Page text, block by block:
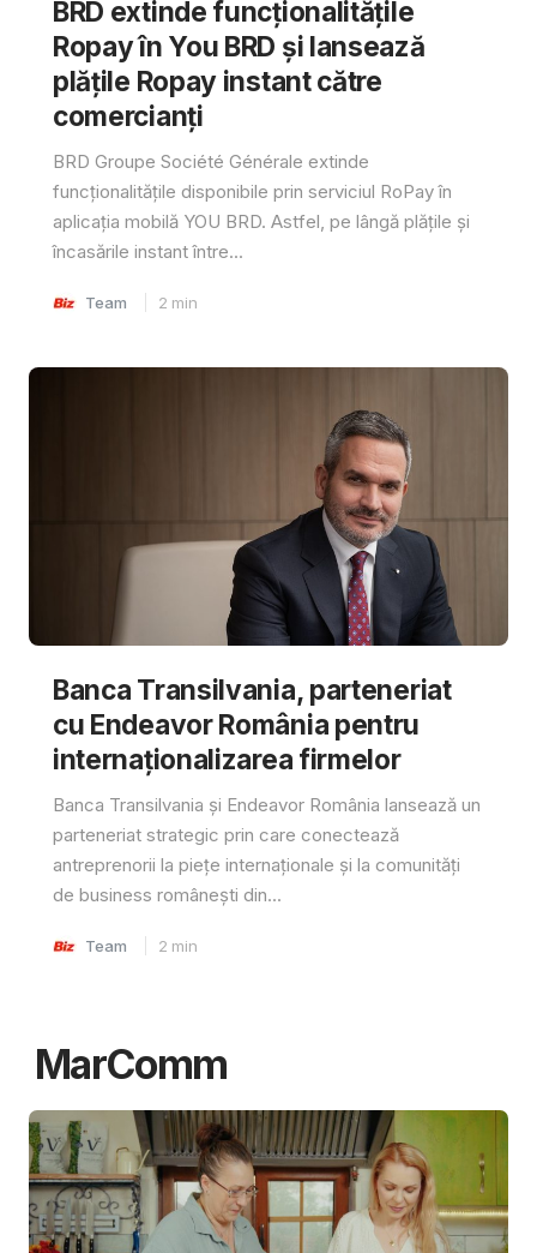
BRD extinde funcționalitățile
Ropay în You BRD și lansează
plățile Ropay instant către
comercianți
BRD Groupe Société Générale extinde
funcționalitățile disponibile prin serviciul RoPay în
aplicația mobilă YOU BRD. Astfel, pe lângă plățile și
încasările instant între...
Team 2 min
Banca Transilvania, parteneriat
cu Endeavor România pentru
internaționalizarea firmelor
Banca Transilvania și Endeavor România lansează un
parteneriat strategic prin care conectează
antreprenorii la piețe internaționale și la comunități
de business românești din...
Team 2 min
MarComm